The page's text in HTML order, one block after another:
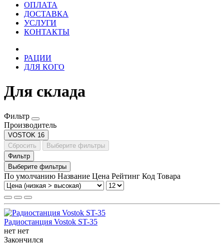
ОПЛАТА
ДОСТАВКА
УСЛУГИ
КОНТАКТЫ
РАЦИИ
ДЛЯ КОГО
Для склада
Фильтр
Производитель
VOSTOK 16
Сбросить
Выберите фильтры
Фильтр
Выберите фильтры
По умолчанию Название Цена Рейтинг Код Товара
Радиостанция Vostok ST-35
нет нет
Закончился